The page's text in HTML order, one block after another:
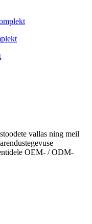
vallas ning meil
OEM- / ODM-